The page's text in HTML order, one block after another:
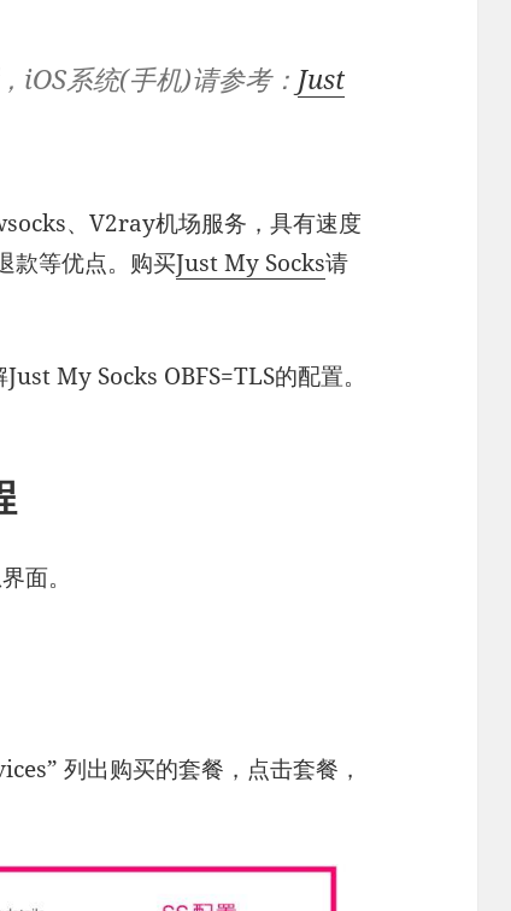
iOS系统(手机)请参考： Just
、V2ray机场服务，具有速度
款等优点。购买Just My Socks请
My Socks OBFS=TLS的配置。
面。
列出购买的套餐，点击套餐，